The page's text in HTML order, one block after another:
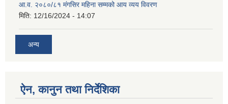
आ.व. २०८०/८१ मंगसिर महिना सम्मको आय व्यय विवरण
मिति: 12/16/2024 - 14:07
अन्य
ऐन, कानुन तथा निर्देशिका